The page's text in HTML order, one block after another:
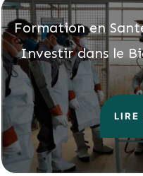
Formation en
Investir dans le
LIRE